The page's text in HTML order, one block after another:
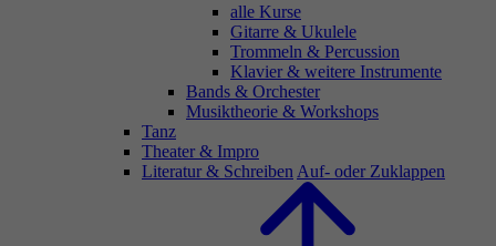
alle Kurse
Gitarre & Ukulele
Trommeln & Percussion
Klavier & weitere Instrumente
Bands & Orchester
Musiktheorie & Workshops
Tanz
Theater & Impro
Literatur & Schreiben Auf- oder Zuklappen